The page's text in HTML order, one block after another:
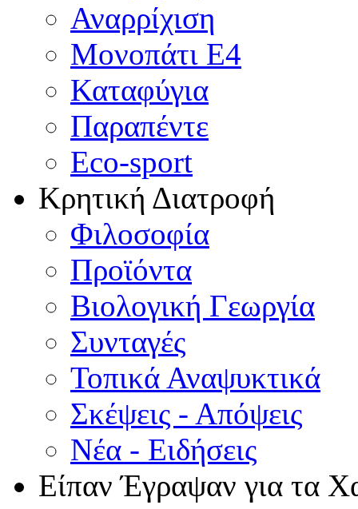
Αναρρίχιση
Μονοπάτι Ε4
Καταφύγια
Παραπέντε
Eco-sport
Κρητική Διατροφή
Φιλοσοφία
Προϊόντα
Βιολογική Γεωργία
Συνταγές
Τοπικά Αναψυκτικά
Σκέψεις - Απόψεις
Νέα - Ειδήσεις
Είπαν Έγραψαν για τα